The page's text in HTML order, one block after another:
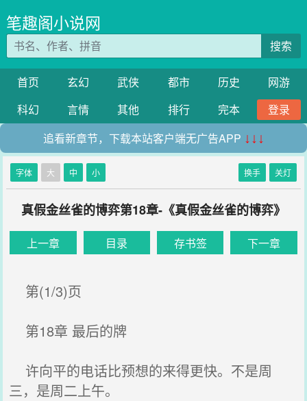
笔趣阁小说网
搜索
首页 玄幻 武侠 都市 历史
网游
科幻
言情 其他 排行 完本
登录
追看新章节，下载本站客户端无广告APP ↓↓↓
字体 大 中 小 换手 关灯
真假金丝雀的博弈第18章-《真假金丝雀的博弈》
上一章 目录 存书签 下一章
第(1/3)页
第18章 最后的牌
许向平的电话比预想的来得更快。不是周
三，是周二上午。